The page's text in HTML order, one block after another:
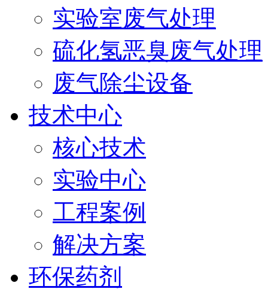
实验室废气处理
硫化氢恶臭废气处理
废气除尘设备
技术中心
核心技术
实验中心
工程案例
解决方案
环保药剂